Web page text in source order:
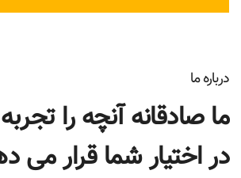
درباره ما
ما صادقانه آنچه را
در اختیار شما قرار می